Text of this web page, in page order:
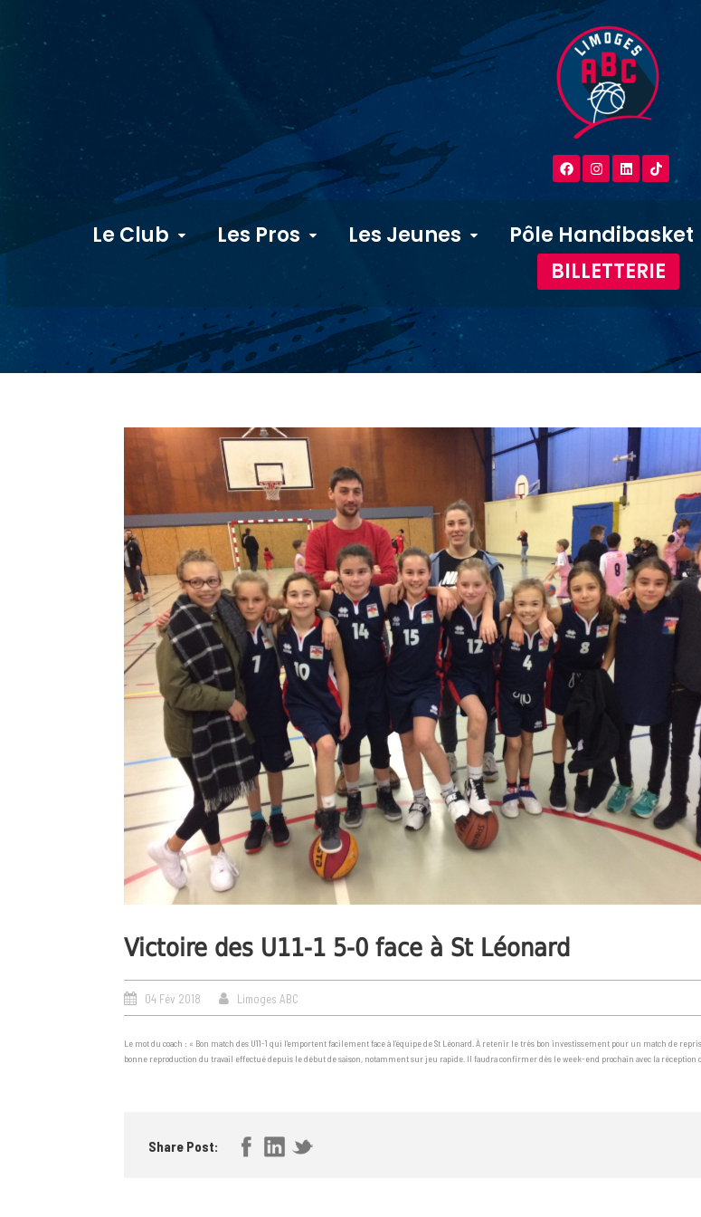
Le Club Les Pros Les Jeunes Pôle Handibasket
BILLETTERIE
Victoire des U11-1 5-0 face à St Léonard
04 Fév 2018 Limoges ABC
Le mot du coach : « Bon match des U11-1 qui l’emportent facilement face à l’équipe de St Léonard. À retenir le très bon investissement pour un match de
bonne reproduction du travail effectué depuis le début de saison, notamment sur jeu rapide. Il faudra confirmer dès le week-end prochain avec la réception de
Share Post: